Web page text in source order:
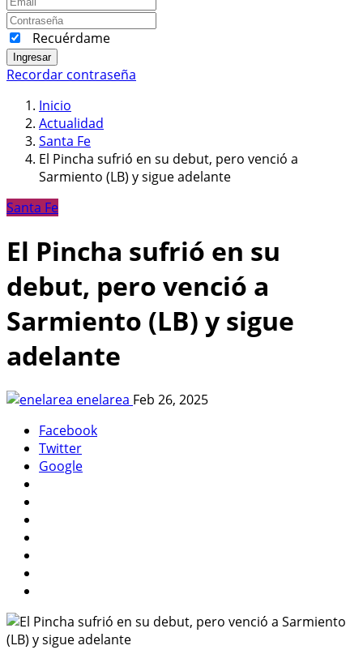
Recuérdame
Ingresar
Recordar contraseña
Inicio
Actualidad
Santa Fe
El Pincha sufrió en su debut, pero venció a
Sarmiento (LB) y sigue adelante
Santa Fe
El Pincha sufrió en su
debut, pero venció a
Sarmiento (LB) y sigue
adelante
enelarea Feb 26, 2025
Facebook
Twitter
Google